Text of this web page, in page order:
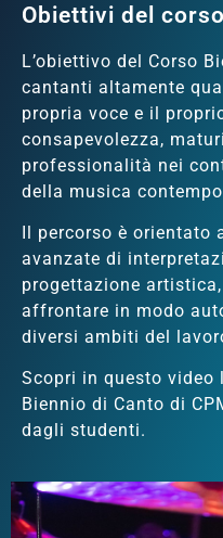
Obiettivi del
L’obiettivo del Corso
cantanti altamente
propria voce e il
consapevolezza,
professionalità nei
della musica
Il percorso è orientato
avanzate di
progettazione
affrontare in modo
diversi ambiti del
Scopri in questo video
Biennio di Canto di
dagli studenti.